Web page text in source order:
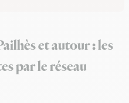
et autour : les
par le réseau